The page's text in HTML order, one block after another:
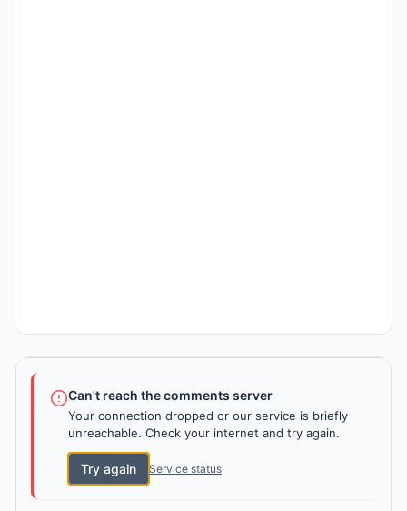
Can't reach the comments server
Your connection dropped or our service is briefly
unreachable. Check your internet and try again.
Try again Service status